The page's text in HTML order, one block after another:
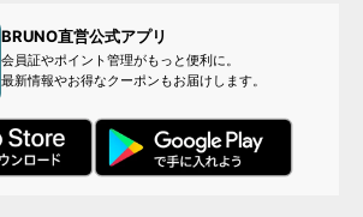
BRUNO直営公式アプリ
会員証やポイント管理がもっと便利に。
最新情報やお得なクーポンもお届けします。